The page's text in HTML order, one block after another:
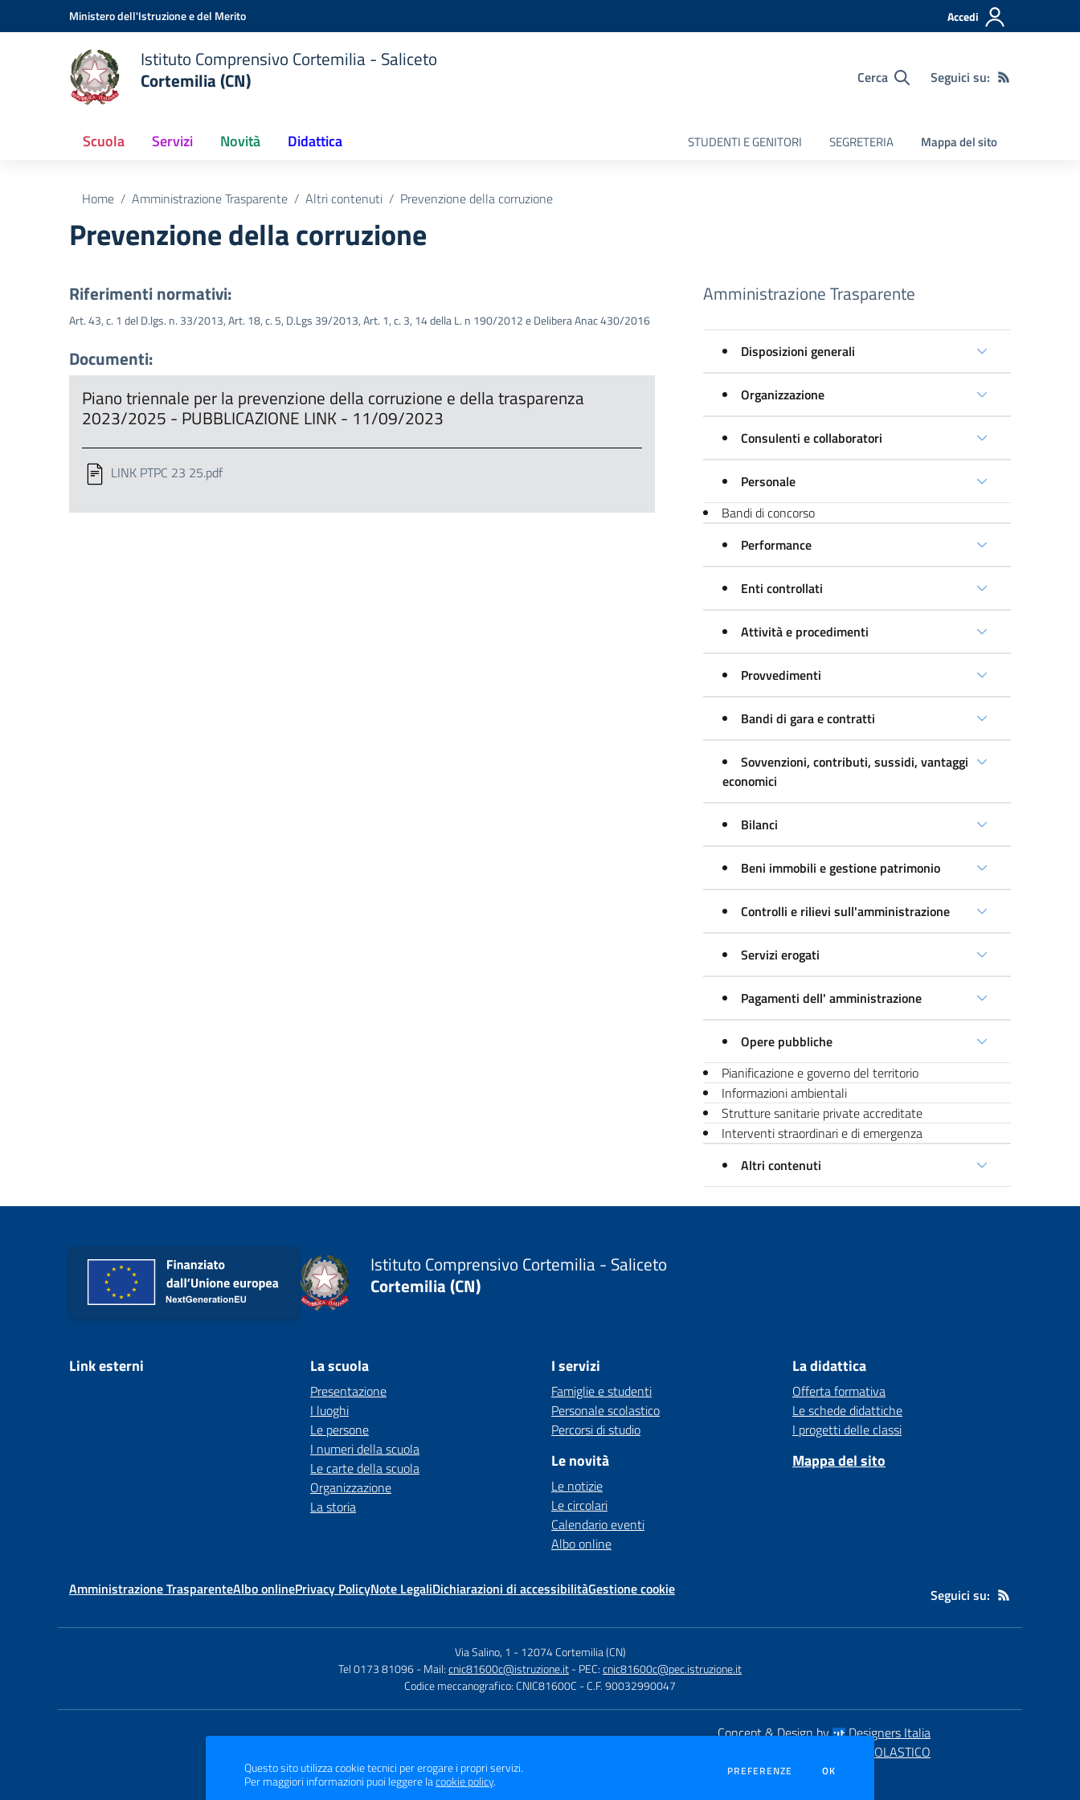
Vai ai contenuti
Vai al menu di navigazioneMinistero dell'Istruzione e del Merito Accedi
Istituto Comprensivo Cortemilia - Saliceto
Cortemilia (CN)
Cerca Seguici su:
Scuola Servizi Novità Didattica STUDENTI E GENITORI SEGRETERIA Mappa del sito
Home Amministrazione Trasparente Altri contenuti Prevenzione della corruzione
Prevenzione della corruzione
Riferimenti normativi:
Art. 43, c. 1 del D.lgs. n. 33/2013, Art. 18, c. 5, D.Lgs 39/2013, Art. 1, c. 3, 14 della L. n 190/2012 e Delibera Anac 430/2016
Documenti:
Piano triennale per la prevenzione della corruzione e della trasparenza
2023/2025 - PUBBLICAZIONE LINK - 11/09/2023
LINK PTPC 23 25.pdf
Amministrazione Trasparente
Disposizioni generali
Organizzazione
Consulenti e collaboratori
Personale
Bandi di concorso
Performance
Enti controllati
Attività e procedimenti
Provvedimenti
Bandi di gara e contratti
Sovvenzioni, contributi, sussidi, vantaggi
economici
Bilanci
Beni immobili e gestione patrimonio
Controlli e rilievi sull'amministrazione
Servizi erogati
Pagamenti dell' amministrazione
Opere pubbliche
Pianificazione e governo del territorio
Informazioni ambientali
Strutture sanitarie private accreditate
Interventi straordinari e di emergenza
Altri contenuti
Istituto Comprensivo Cortemilia - Saliceto
Cortemilia (CN)
Link esterni La scuola
Presentazione
I luoghi
Le persone
I numeri della scuola
Le carte della scuola
Organizzazione
La storia
I servizi
Famiglie e studenti
Personale scolastico
Percorsi di studio
Le novità
Le notizie
Le circolari
Calendario eventi
Albo online
La didattica
Offerta formativa
Le schede didattiche
I progetti delle classi
Mappa del sito
Amministrazione TrasparenteAlbo onlinePrivacy PolicyNote LegaliDichiarazioni di accessibilitàGestione cookie Seguici su:
Via Salino, 1 -12074 Cortemilia (CN)
Tel 0173 81096- Mail:cnic81600c@istruzione.it- PEC:cnic81600c@pec.istruzione.it
Codice meccanografico: CNIC81600C - C.F. 90032990047
Concept & Design by
Designers Italia
SCUOLASTICO
Questo sito utilizza cookie tecnici per erogare i propri servizi.
Per maggiori informazioni puoi leggere lacookie policy.
PREFERENZE DEI COOKIE
OK